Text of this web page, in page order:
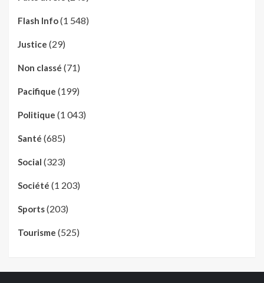
Flash Info(1 548)
Justice (29)
Non classé (71)
Pacifique (199)
Politique (1 043)
Santé (685)
Social (323)
Société (1 203)
Sports(203)
Tourisme (525)